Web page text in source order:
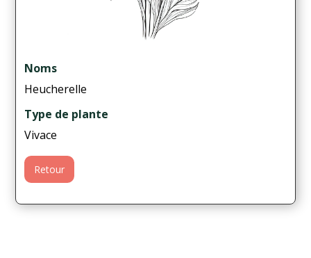
Noms
Heucherelle
Type de plante
Vivace
Retour